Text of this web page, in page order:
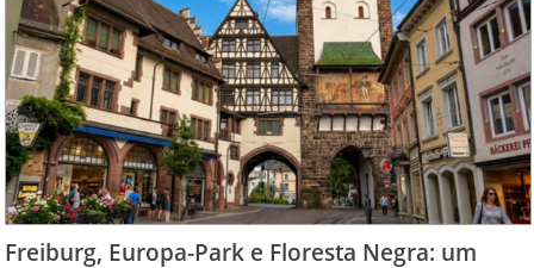
Freiburg, Europa-Park e Floresta Negra: um